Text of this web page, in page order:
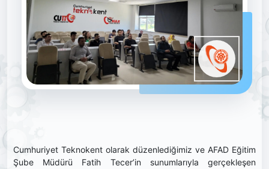
Cumhuriyet Teknokent olarak düzenlediğimiz ve AFAD Eğitim
Şube Müdürü Fatih Tecer’in sunumlarıyla gerçekleşen